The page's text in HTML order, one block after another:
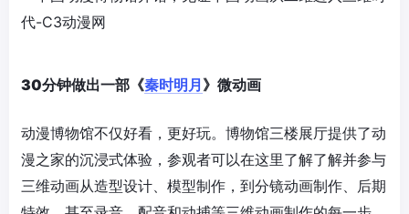
30分钟做出一部 《秦时明月 》 微动画
动漫博物馆不仅好看，更好玩。博物馆三楼展厅提供了动
漫之家的沉浸式体验，参观者可以在这里了解了解并参与
三维动画从造型设计、模型制作，到分镜动画制作、后期